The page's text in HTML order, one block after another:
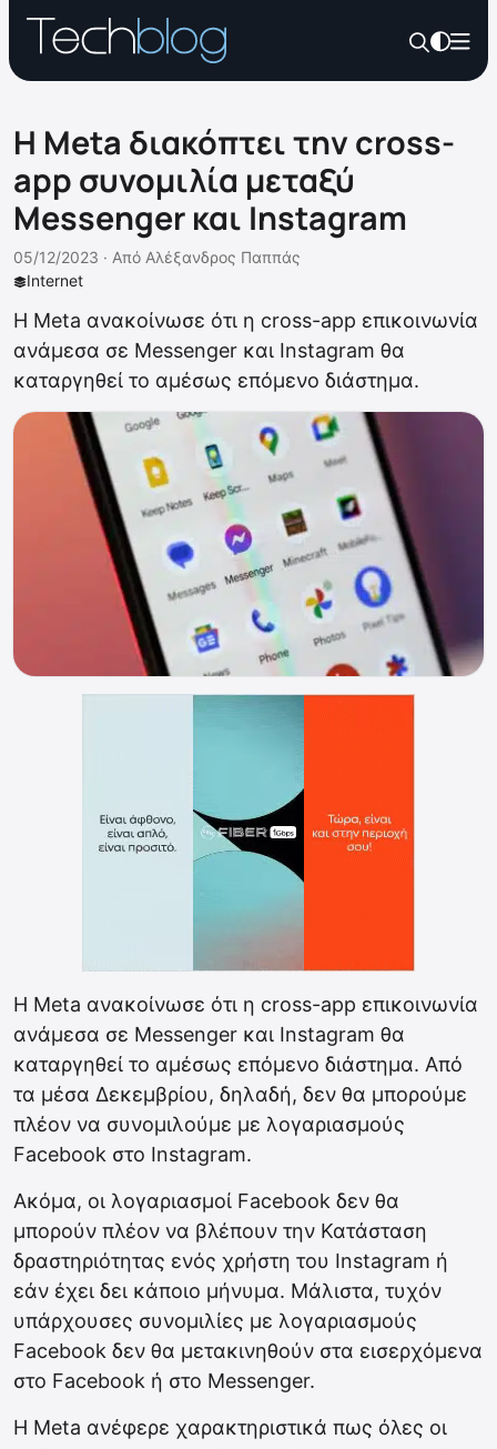
Η Meta διακόπτει την cross-
app συνομιλία μεταξύ
Messenger και Instagram
Internet
05/12/2023 · Από Αλέξανδρος Παππάς
Η Meta ανακοίνωσε ότι η cross-app επικοινωνία
ανάμεσα σε Messenger και Instagram θα
καταργηθεί το αμέσως επόμενο διάστημα.
Η Meta ανακοίνωσε ότι η cross-app επικοινωνία
ανάμεσα σε Messenger και Instagram θα
καταργηθεί το αμέσως επόμενο διάστημα. Από
τα μέσα Δεκεμβρίου, δηλαδή, δεν θα μπορούμε
πλέον να συνομιλούμε με λογαριασμούς
Facebook στο Instagram.
Ακόμα, οι λογαριασμοί Facebook δεν θα
μπορούν πλέον να βλέπουν την Κατάσταση
δραστηριότητας ενός χρήστη του Instagram ή
εάν έχει δει κάποιο μήνυμα. Μάλιστα, τυχόν
υπάρχουσες συνομιλίες με λογαριασμούς
Facebook δεν θα μετακινηθούν στα εισερχόμενα
στο Facebook ή στο Messenger.
Η Meta ανέφερε χαρακτηριστικά πως όλες οι